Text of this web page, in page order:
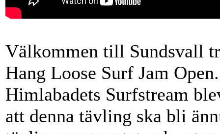
Välkommen till Sundsvall
Hang Loose Surf Jam
Himlabadets Surfstream
att denna tävling ska bli